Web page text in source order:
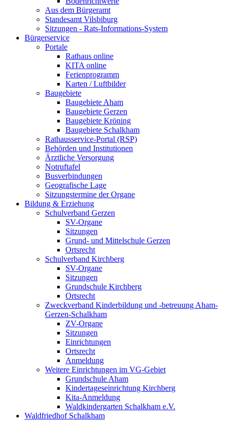
Aus dem Bürgeramt
Standesamt Vilsbiburg
Sitzungen - Rats-Informations-System
Bürgerservice
Portale
Rathaus online
KITA online
Ferienprogramm
Karten / Luftbilder
Baugebiete
Baugebiete Aham
Baugebiete Gerzen
Baugebiete Kröning
Baugebiete Schalkham
Rathausservice-Portal (RSP)
Behörden und Institutionen
Ärztliche Versorgung
Notruftafel
Busverbindungen
Geografische Lage
Sitzungstermine der Organe
Bildung & Erziehung
Schulverband Gerzen
SV-Organe
Sitzungen
Grund- und Mittelschule Gerzen
Ortsrecht
Schulverband Kirchberg
SV-Organe
Sitzungen
Grundschule Kirchberg
Ortsrecht
Zweckverband Kinderbildung und -betreuung Aham-
Gerzen-Schalkham
ZV-Organe
Sitzungen
Einrichtungen
Ortsrecht
Anmeldung
Weitere Einrichtungen im VG-Gebiet
Grundschule Aham
Kindertageseinrichtung Kirchberg
Kita-Anmeldung
Waldkindergarten Schalkham e.V.
Waldfriedhof Schalkham